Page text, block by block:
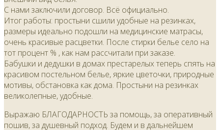
С нами заключили договор. Всё официально.
Итог работы: простыни сшили удобные на резинках,
размеры идеально подошли на медицинские матрасы,
очень красивые расцветки. После стирки белье село на
тот процент % , как нам рассчитали при заказе.
Бабушки и дедушки в домах престарелых теперь спять на
красивом постельном белье, яркие цветочки, природные
мотивы, обстановка как дома. Простыни на резинках
великолепные, удобные.
Выражаю БЛАГОДАРНОСТЬ за помощь, за оперативный
пошив, за душевный подход. Будем и в дальнейшем